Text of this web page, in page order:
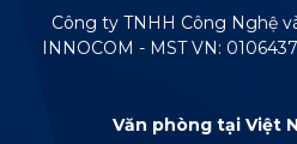
Công ty TNHH Công Nghệ
INNOCOM - MST VN:
Văn phòng tại Việt